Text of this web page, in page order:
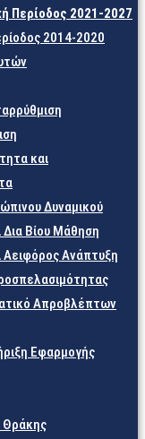
Περίοδος 2021-2027
2014-2020
και
Δυναμικού
Δια Βίου Μάθηση
Αειφόρος Ανάπτυξη
Απροβλέπτων
Εφαρμογής
Θράκης